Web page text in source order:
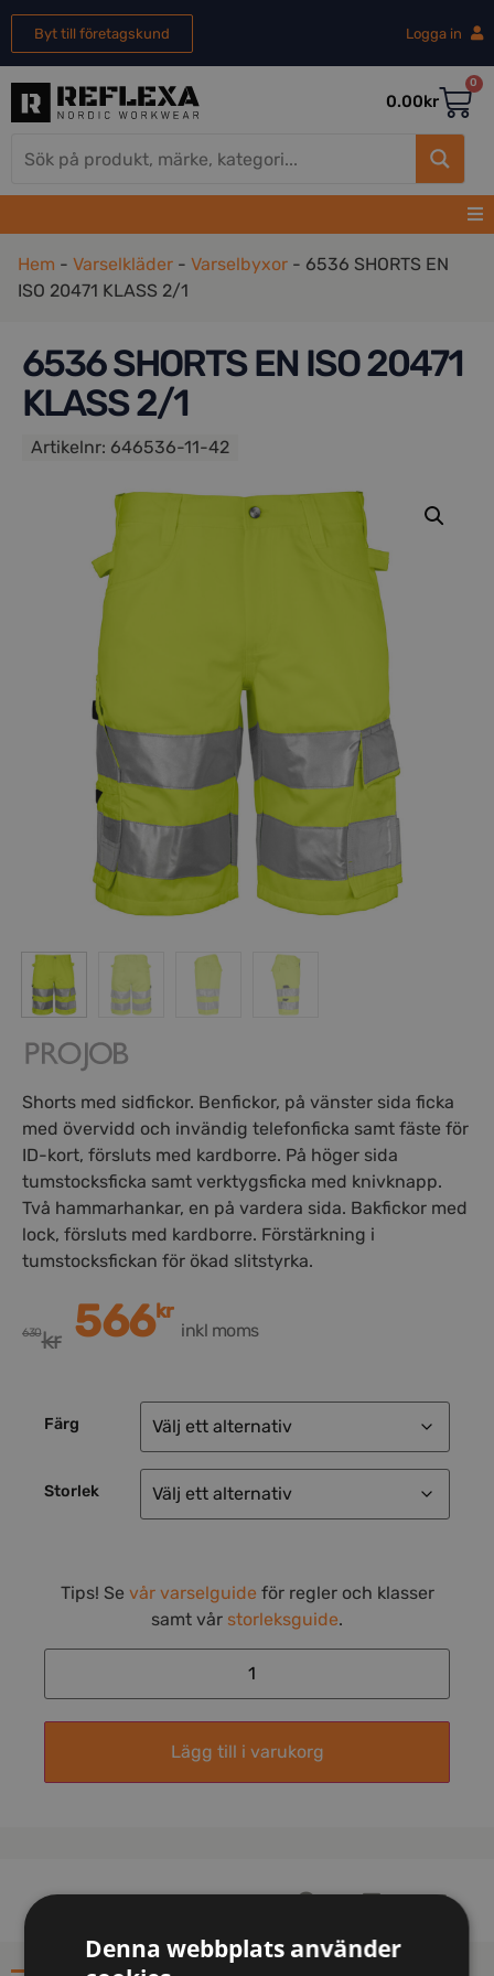
Byt till företagskund Logga in
0.00kr
0
Hem - Varselkläder - Varselbyxor - 6536 SHORTS EN
ISO 20471 KLASS 2/1
6536 SHORTS EN ISO 20471
KLASS 2/1
Artikelnr: 646536-11-42
Shorts med sidfickor. Benfickor, på vänster sida ficka
med övervidd och invändig telefonficka samt fäste för
ID-kort, försluts med kardborre. På höger sida
tumstocksficka samt verktygsficka med knivknapp.
Två hammarhankar, en på vardera sida. Bakfickor med
lock, försluts med kardborre. Förstärkning i
tumstocksfickan för ökad slitstyrka.
630kr 566kr
inkl moms
Färg
Storlek
Tips! Se vår varselguide för regler och klasser
samt vår storleksguide.
Lägg till i varukorg
Denna webbplats använder